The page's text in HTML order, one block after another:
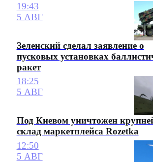
19:43
5 АВГ
Зеленский сделал заявление о
пусковых установках
ракет
18:25
5 АВГ
Под Киевом уничтожен
склад маркетплейса Rozetka
12:50
5 АВГ